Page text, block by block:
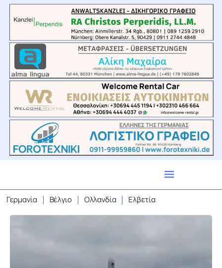
Γερμανία Βέλγιο Ολλανδία Ελβετία